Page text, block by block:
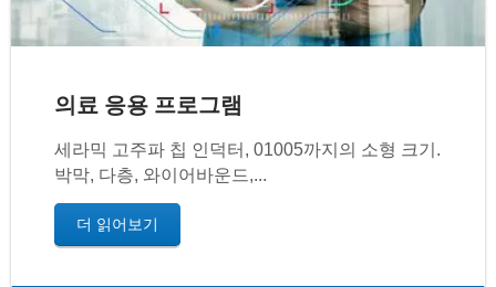
의료 응용 프로그램
세라믹 고주파 칩 인덕터, 01005까지의 소형 크기.
박막, 다층, 와이어바운드,...
더 읽어보기